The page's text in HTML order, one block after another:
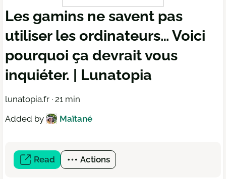
Les gamins ne savent pas
utiliser les ordinateurs… Voici
pourquoi ça devrait vous
inquiéter. | Lunatopia
lunatopia.fr · 21 min
Added by
Maïtané
Read (open
a
Actions